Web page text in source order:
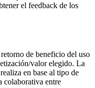
el feedback de los
de beneficio del uso
valor elegido. La
en base al tipo de
colaborativa entre